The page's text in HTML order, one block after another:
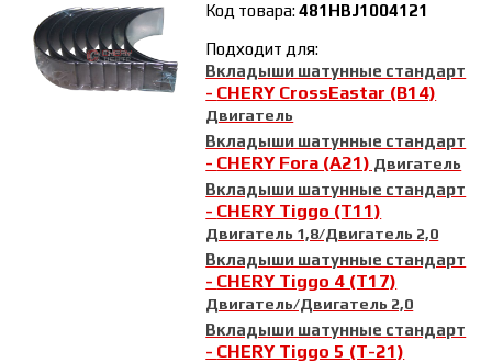
Код товара:481HBJ1004121
Подходит для:
Вкладыши шатунные стандарт
- CHERY CrossEastar (B14)
Двигатель
Вкладыши шатунные стандарт
- CHERY Fora (A21) Двигатель
Вкладыши шатунные стандарт
- CHERY Tiggo (T11)
Двигатель 1,8/Двигатель 2,0
Вкладыши шатунные стандарт
- CHERY Tiggo 4 (T17)
Двигатель/Двигатель 2,0
Вкладыши шатунные стандарт
- CHERY Tiggo 5 (T-21)